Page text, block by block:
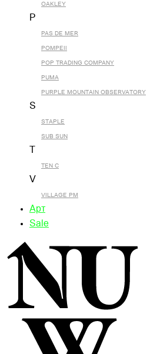
OAKLEY
P
PAS DE MER
POMPEII
POP TRADING COMPANY
PUMA
PURPLE MOUNTAIN OBSERVATORY
S
STAPLE
SUB SUN
TEN C
V
VILLAGE PM
Арт
Sale